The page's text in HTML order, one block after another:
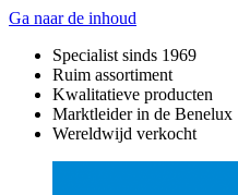
Ga naar de inhoud
Specialist sinds 1969
Ruim assortiment
Kwalitatieve producten
Marktleider in de Benelux
Wereldwijd verkocht